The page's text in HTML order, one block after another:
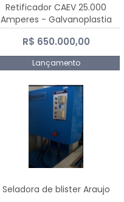
Retificador CAEV 25.000
Amperes - Galvanoplastia
R$ 650.000,00
Lançamento
Seladora de blister Araujo